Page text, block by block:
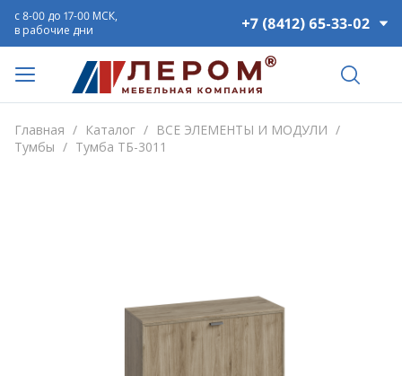
+7 (8412) 65-33-02
с 8-00 до 17-00 МСК,
в рабочие дни
Главная / Каталог / ВСЕ ЭЛЕМЕНТЫ И МОДУЛИ /
Тумбы / Тумба ТБ-3011